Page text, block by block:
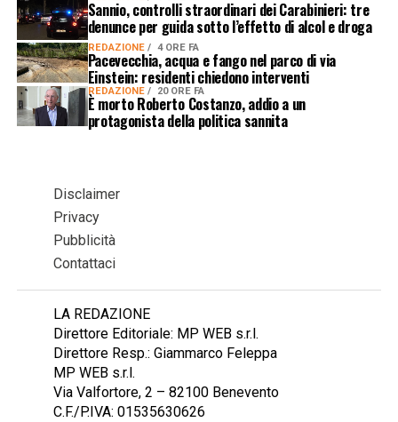
Sannio, controlli straordinari dei Carabinieri: tre
denunce per guida sotto l’effetto di alcol e droga
REDAZIONE 4 ORE FA
Pacevecchia, acqua e fango nel parco di via
Einstein: residenti chiedono interventi
REDAZIONE 20 ORE FA
È morto Roberto Costanzo, addio a un
protagonista della politica sannita
Disclaimer
Privacy
Pubblicità
Contattaci
LA REDAZIONE
Direttore Editoriale: MP WEB s.r.l.
Direttore Resp.: Giammarco Feleppa
MP WEB s.r.l.
Via Valfortore, 2 – 82100 Benevento
C.F./P.IVA: 01535630626